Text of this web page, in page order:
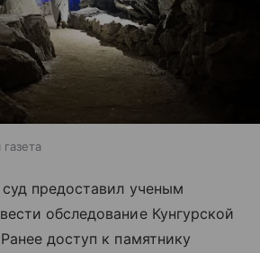
предоставил ученым
обследование Кунгурской
доступ к памятнику